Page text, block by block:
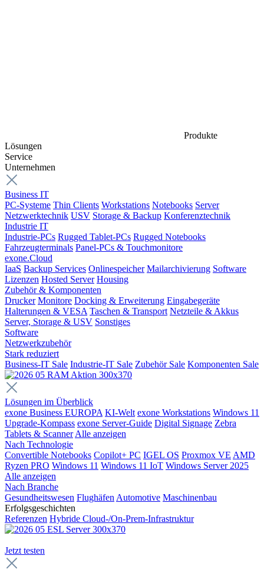
Produkte
Lösungen
Service
Unternehmen
Business IT
PC-Systeme Thin Clients Workstations Notebooks Server
Netzwerktechnik USV Storage & Backup Konferenztechnik
Industrie IT
Industrie-PCs Rugged Tablet-PCs Rugged Notebooks
Fahrzeugterminals Panel-PCs & Touchmonitore
exone.Cloud
IaaS Backup Services Onlinespeicher Mailarchivierung Software
Lizenzen Hosted Server Housing
Zubehör & Komponenten
Drucker Monitore Docking & Erweiterung Eingabegeräte
Halterungen & VESA Taschen & Transport Netzteile & Akkus
Server, Storage & USV Sonstiges
Software
Netzwerkzubehör
Stark reduziert
Business-IT Sale Industrie-IT Sale Zubehör Sale Komponenten Sale
Lösungen im Überblick
exone Business EUROPA KI-Welt exone Workstations Windows 11
Upgrade-Kompass exone Server-Guide Digital Signage Zebra
Tablets & Scanner Alle anzeigen
Nach Technologie
Convertible Notebooks Copilot+ PC IGEL OS Proxmox VE AMD
Ryzen PRO Windows 11 Windows 11 IoT Windows Server 2025
Alle anzeigen
Nach Branche
Gesundheitswesen Flughäfen Automotive Maschinenbau
Erfolgsgeschichten
Referenzen Hybride Cloud-/On-Prem-Infrastruktur
Jetzt testen